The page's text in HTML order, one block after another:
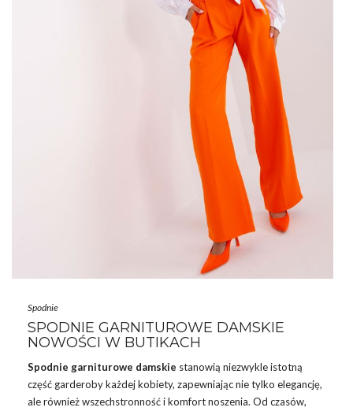
Spodnie
SPODNIE GARNITUROWE DAMSKIE
NOWOŚCI W BUTIKACH
Spodnie garniturowe damskie stanowią niezwykle istotną
część garderoby każdej kobiety, zapewniając nie tylko elegancję,
ale również wszechstronność i komfort noszenia. Od czasów,